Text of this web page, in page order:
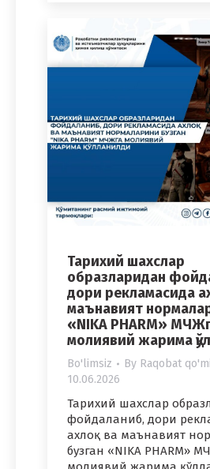
Тарихий шахслар
образларидан
дори рекламасида
маънавият
«NIKA PHARM»
молиявий жарима
Bo'limsiz By Raqobat
10.06.2026
Тарихий шахслар
фойдаланиб, дори
ахлоқ ва маънавият
бузган «NIKA PHARM»